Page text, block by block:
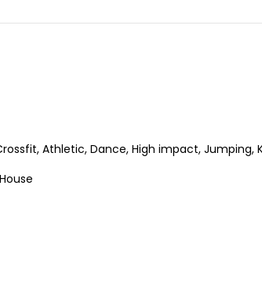
Athletic, Dance, High impact, Jumping,